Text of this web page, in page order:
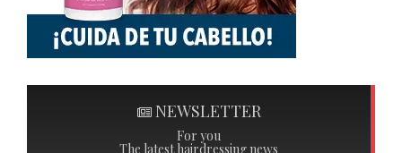
NEWSLETTER
For you
The latest hairdressing news